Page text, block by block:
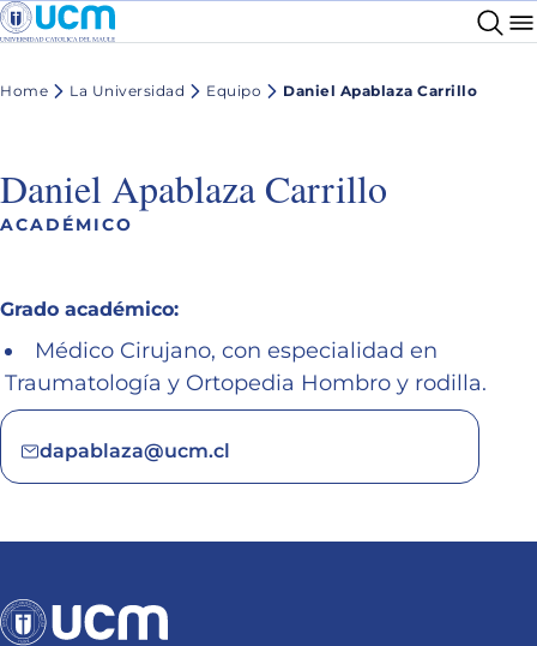
Home La Universidad Equipo Daniel Apablaza Carrillo
Daniel Apablaza Carrillo
ACADÉMICO
Grado académico:
Médico Cirujano, con especialidad en
Traumatología y Ortopedia Hombro y rodilla.
dapablaza@ucm.cl